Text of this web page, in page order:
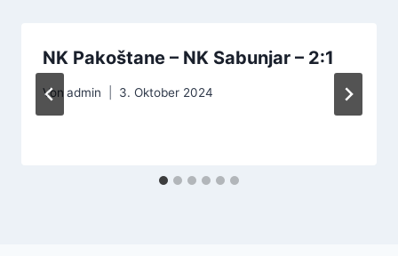
NK Pakoštane – NK Sabunjar – 2:1
Von admin 3. Oktober 2024